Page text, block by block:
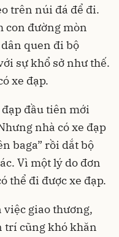
trên núi đá để đi.
con đường mòn
quen đi bộ
sự khổ sở như thế.
xe đạp.
đầu tiên mới
nhà có xe đạp
baga” rồi dắt bộ
Vì một lý do đơn
thể đi được xe đạp.
giao thương,
trí cũng khó khăn